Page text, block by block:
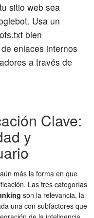
sitio web sea
Usa un
bien
enlaces internos
a través de
Clave:
y
más la forma en que
Las tres categorías
son la relevancia, la
una con subfactores que